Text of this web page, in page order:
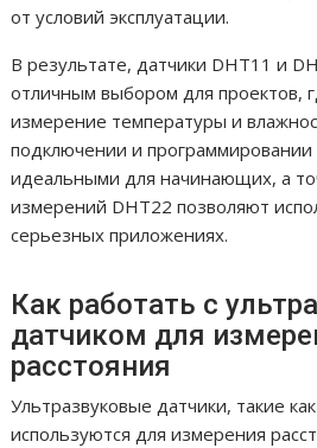
от условий эксплуатации.
В результате, датчики DHT11 и
отличным выбором для проектов,
измерение температуры и
подключении и
идеальными для начинающих, а
измерений DHT22 позволяют
серьезных приложениях.
Как работать с
датчиком для
расстояния
Ультразвуковые датчики, такие
используются для измерения